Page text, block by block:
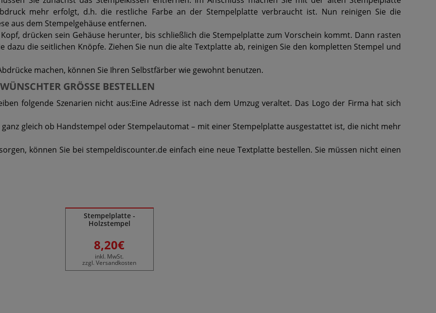
mehr erfolgt, d.h. die restliche Farbe an der Stempelplatte verbraucht ist. Nun reinigen Sie die
aus dem Stempelgehäuse entfernen.
drücken sein Gehäuse herunter, bis schließlich die Stempelplatte zum Vorschein kommt. Dann rasten
dazu die seitlichen Knöpfe. Ziehen Sie nun die alte Textplatte ab, reinigen Sie den kompletten Stempel und
machen, können Sie Ihren Selbstfärber wie gewohnt benutzen.
GRÖSSE BESTELLEN
folgende Szenarien nicht aus:Eine Adresse ist nach dem Umzug veraltet. Das Logo der Firma hat sich
ganz gleich ob Handstempel oder Stempelautomat – mit einer Stempelplatte ausgestattet ist, die nicht mehr
können Sie bei stempeldiscounter.de einfach eine neue Textplatte bestellen. Sie müssen nicht einen
Stempelplatte -
Holzstempel
8,20€
inkl. MwSt.
zzgl. Versandkosten